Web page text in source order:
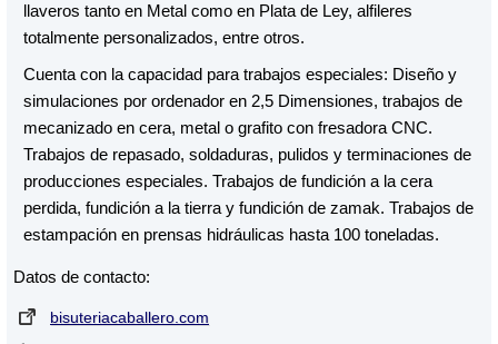
llaveros tanto en Metal como en Plata de Ley, alfileres
totalmente personalizados, entre otros.
Cuenta con la capacidad para trabajos especiales: Diseño y
simulaciones por ordenador en 2,5 Dimensiones, trabajos de
mecanizado en cera, metal o grafito con fresadora CNC.
Trabajos de repasado, soldaduras, pulidos y terminaciones de
producciones especiales. Trabajos de fundición a la cera
perdida, fundición a la tierra y fundición de zamak. Trabajos de
estampación en prensas hidráulicas hasta 100 toneladas.
Datos de contacto:
bisuteriacaballero.com